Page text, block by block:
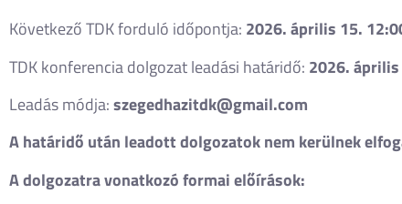
Következő TDK forduló időpontja: 2026. április 15.
TDK konferencia dolgozat leadási határidő: 2026.
Leadás módja:szegedhazitdk@gmail.com
A határidő után leadott dolgozatok nem kerülnek
A dolgozatra vonatkozó formai előírások: